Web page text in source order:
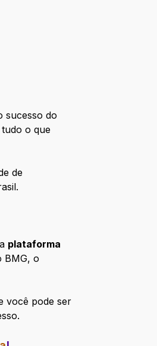
sucesso do
o que
de
plataforma
BMG, o
você pode ser